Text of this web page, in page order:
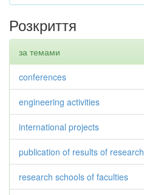
Розкриття
за темами
conferences
engineering activities
international projects
publication of results of research
research schools of faculties